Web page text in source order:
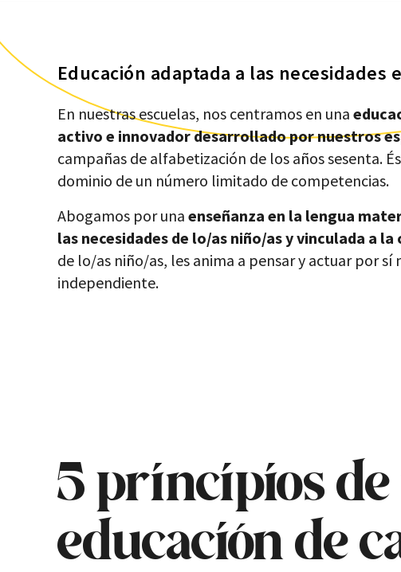
Educación adaptada a las necesidades
En nuestras escuelas, nos centramos en una
activo e innovador desarrollado por nuestros
campañas de alfabetización de los años sesenta.
dominio de un número limitado de competencias.
Abogamos por una enseñanza en la lengua
las necesidades de lo/as niño/as y vinculada a
de lo/as niño/as, les anima a pensar y actuar por
independiente.
5 principios de
educación de